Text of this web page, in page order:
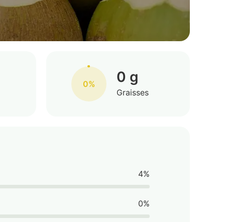
0% 0 g
Graisses
4%
0%